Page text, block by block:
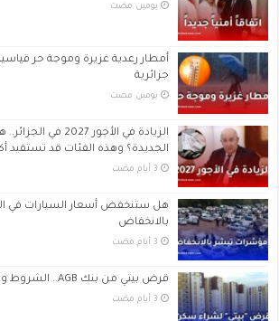
‏يومين مضت
أمطار رعدية غزيرة وموجة حر
جزائرية
‏يومين مضت
الزيادة في الأجور
الجديدة؟ وهذه الفئات قد تستفيد
بالانخفاض
قرض بيتي من بنك AGB.. الشروط والمزايا وكيفية الاستفادة